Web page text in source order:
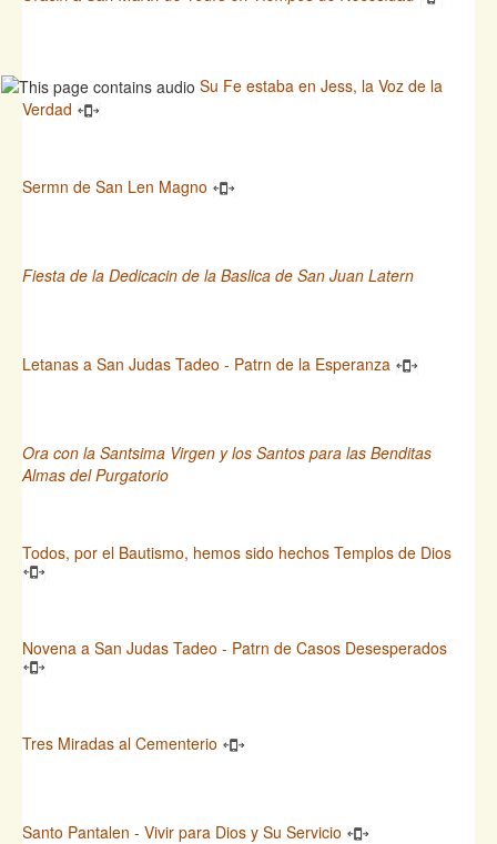
Su Fe estaba en Jess, la Voz de la
Verdad
Sermn de San Len Magno
Fiesta de la Dedicacin de la Baslica de San Juan Latern
Letanas a San Judas Tadeo - Patrn de la Esperanza
Ora con la Santsima Virgen y los Santos para las Benditas
Almas del Purgatorio
Todos, por el Bautismo, hemos sido hechos Templos de Dios
Novena a San Judas Tadeo - Patrn de Casos Desesperados
Tres Miradas al Cementerio
Santo Pantalen - Vivir para Dios y Su Servicio